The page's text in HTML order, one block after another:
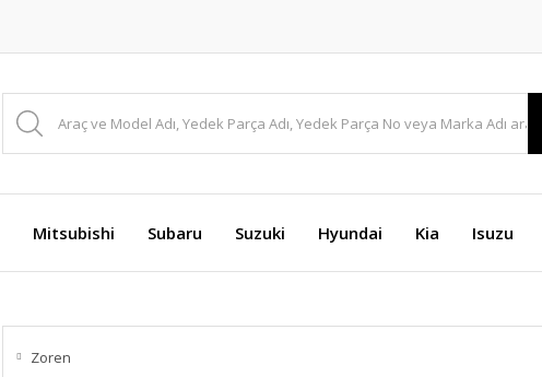
Mitsubishi Subaru Suzuki Hyundai Kia Isuzu
Zoren